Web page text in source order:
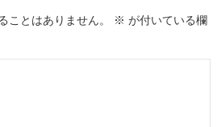
ことはありません。 ※ が付いている欄